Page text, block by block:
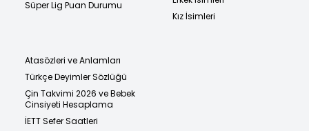
Süper Lig Puan Durumu
Kız İsimleri
Atasözleri ve Anlamları
Türkçe Deyimler Sözlüğü
Çin Takvimi 2026 ve Bebek
Cinsiyeti Hesaplama
İETT Sefer Saatleri